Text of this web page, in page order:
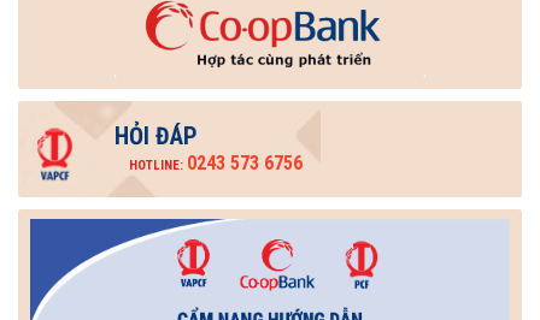
HỎI ĐÁP
HOTLINE: 0243 573 6756